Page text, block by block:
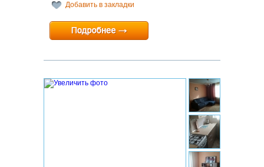
Добавить в закладки
Минимальный срок:1 суток
Расчетный час:12:00